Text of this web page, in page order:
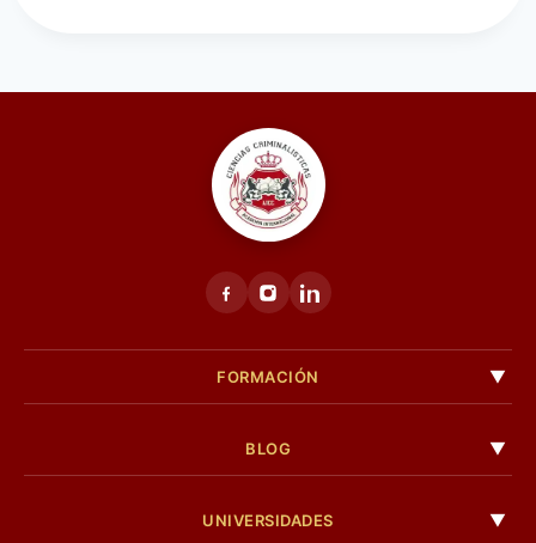
FORMACIÓN
BLOG
UNIVERSIDADES